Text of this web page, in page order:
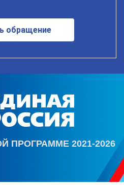
обращение
ПРОГРАММЕ 2021-2026